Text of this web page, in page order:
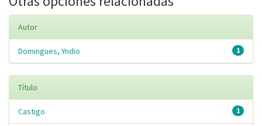
Autor
1
Domingues, Yndio
Título
1
Castigo